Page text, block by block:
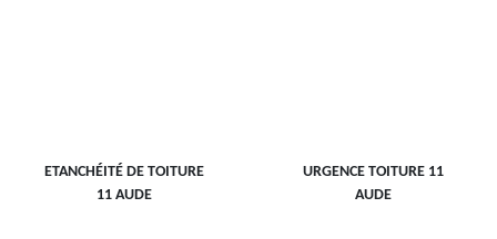
ETANCHÉITÉ DE TOITURE
11 AUDE
URGENCE TOITURE 11
AUDE